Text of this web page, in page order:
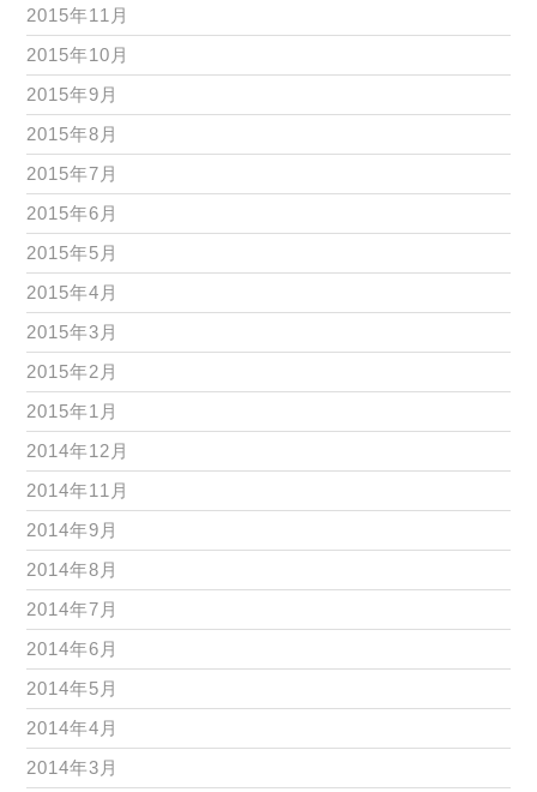
2015年11月
2015年10月
2015年9月
2015年8月
2015年7月
2015年6月
2015年5月
2015年4月
2015年3月
2015年2月
2015年1月
2014年12月
2014年11月
2014年9月
2014年8月
2014年7月
2014年6月
2014年5月
2014年4月
2014年3月